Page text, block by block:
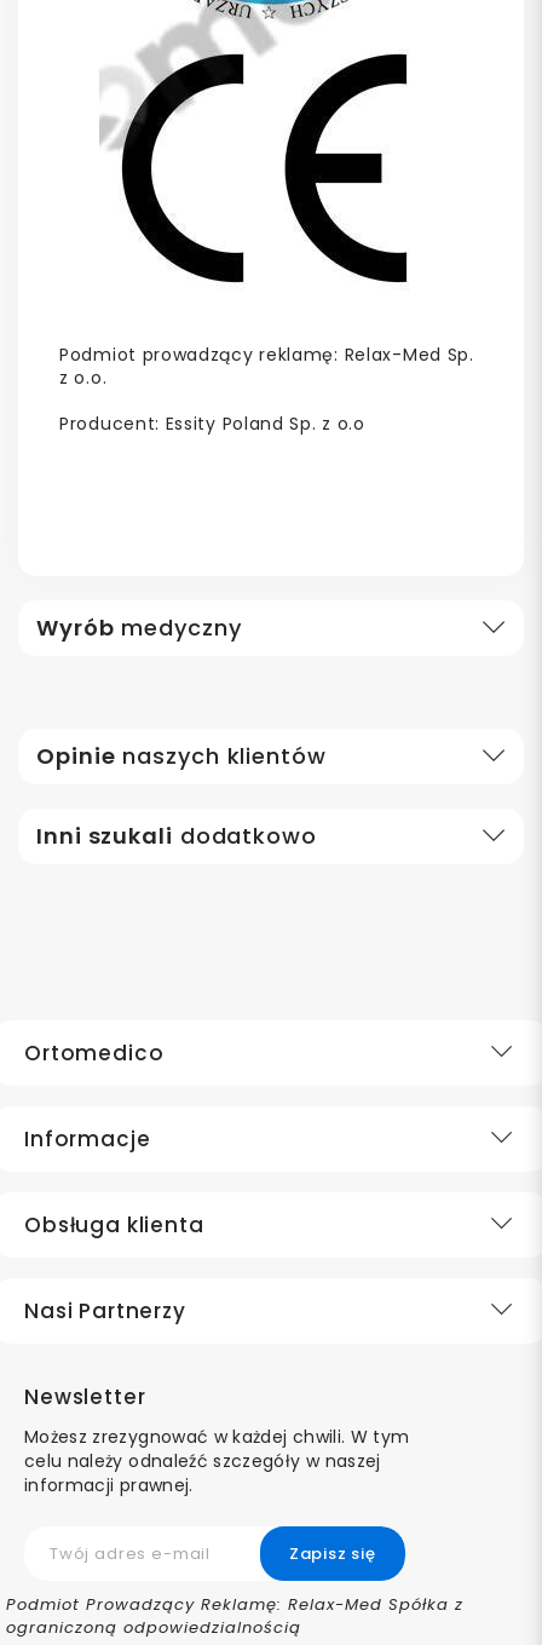
Podmiot prowadzący reklamę: Relax-Med Sp.
z o.o.
Producent: Essity Poland Sp. z o.o
Wyrób medyczny
Opinie naszych klientów
Inni szukali dodatkowo
Ortomedico
Informacje
Obsługa klienta
Nasi Partnerzy
Newsletter
Możesz zrezygnować w każdej chwili. W tym
celu należy odnaleźć szczegóły w naszej
informacji prawnej.
Podmiot Prowadzący Reklamę: Relax-Med Spółka z
ograniczoną odpowiedzialnością